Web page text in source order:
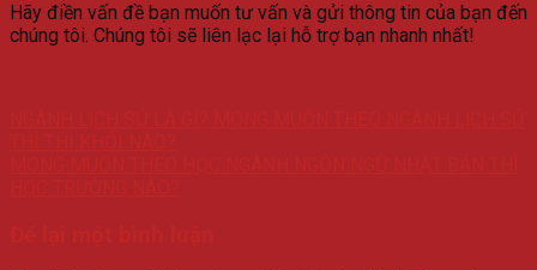
Hãy điền vấn đề bạn muốn tư vấn và gửi thông tin của bạn đến
chúng tôi. Chúng tôi sẽ liên lạc lại hỗ trợ bạn nhanh nhất!